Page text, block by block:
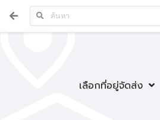
เลือกที่อยู่จัดส่ง